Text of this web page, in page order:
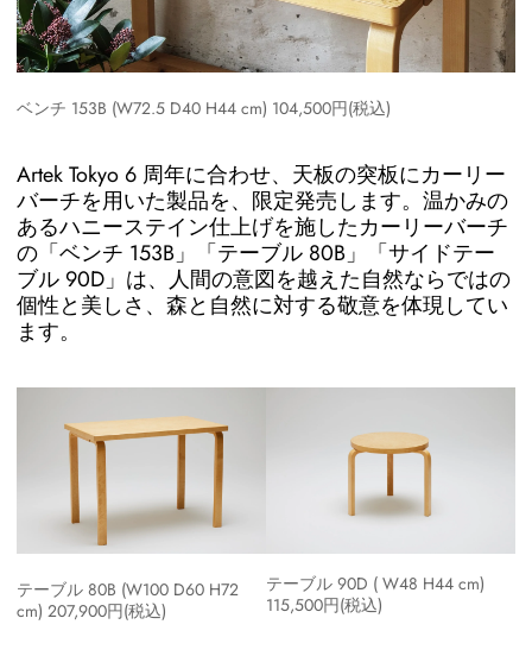
ベンチ 153B (W72.5 D40 H44 cm) 104,500円(税込)
Artek Tokyo 6 周年に合わせ、天板の突板にカーリー
バーチを用いた製品を、限定発売します。温かみの
あるハニーステイン仕上げを施したカーリーバーチ
の「ベンチ 153B」「テーブル 80B」「サイドテー
ブル 90D」は、人間の意図を越えた自然ならではの
個性と美しさ、森と自然に対する敬意を体現してい
ます。
テーブル 80B (W100 D60 H72
cm) 207,900円(税込)
テーブル 90D ( W48 H44 cm)
115,500円(税込)